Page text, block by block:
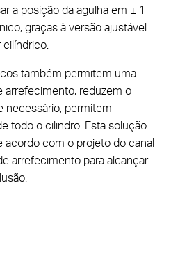
a posição da agulha em ± 1
graças à versão ajustável
cilíndrico.
também permitem uma
arrefecimento, reduzem o
necessário, permitem
todo o cilindro. Esta solução
acordo com o projeto do canal
arrefecimento para alcançar